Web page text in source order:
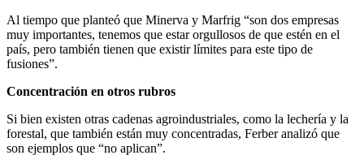
Al tiempo que planteó que Minerva y Marfrig “son dos empresas
muy importantes, tenemos que estar orgullosos de que estén en el
país, pero también tienen que existir límites para este tipo de
fusiones”.
Concentración en otros rubros
Si bien existen otras cadenas agroindustriales, como la lechería y la
forestal, que también están muy concentradas, Ferber analizó que
son ejemplos que “no aplican”.